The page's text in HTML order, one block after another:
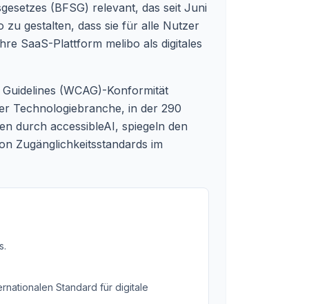
(BFSG) relevant, das seit Juni
zu gestalten, dass sie für alle Nutzer
SaaS-Plattform melibo als digitales
(WCAG)-Konformität
Technologiebranche, in der 290
durch accessibleAI, spiegeln den
Zugänglichkeitsstandards im
.
Standard für digitale